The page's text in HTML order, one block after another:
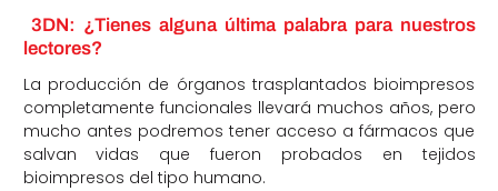
3DN: ¿Tienes alguna última palabra para nuestros
lectores?
La producción de órganos trasplantados bioimpresos
completamente funcionales llevará muchos años, pero
mucho antes podremos tener acceso a fármacos que
salvan vidas que fueron probados en tejidos
bioimpresos del tipo humano.